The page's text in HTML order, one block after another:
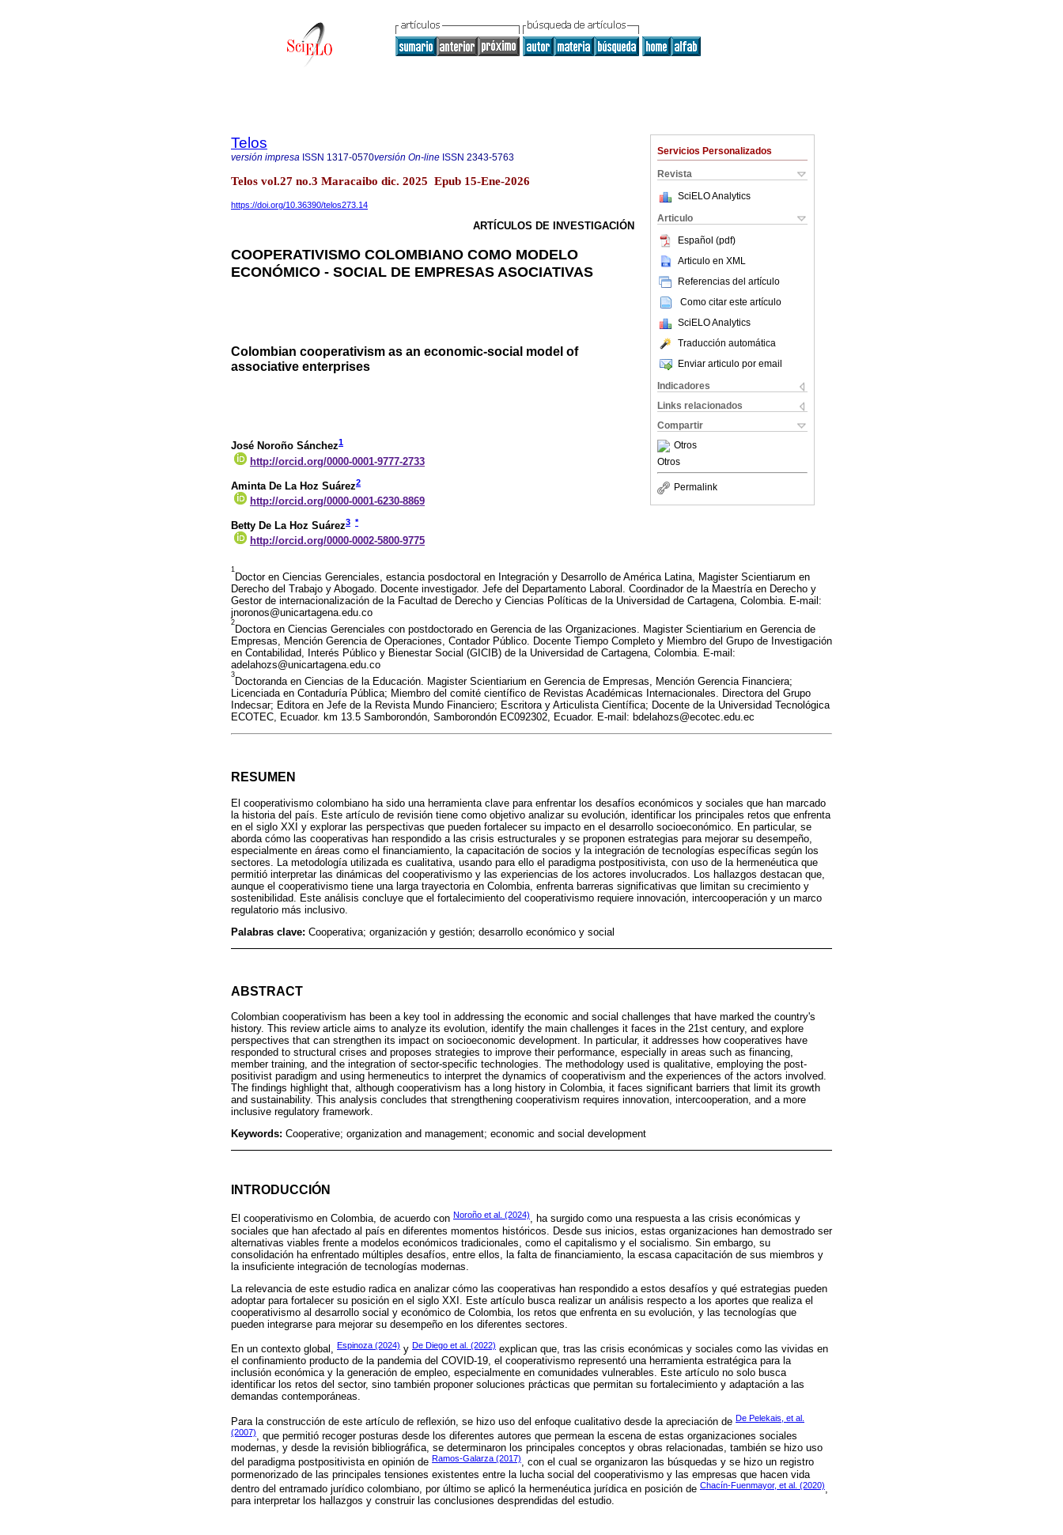
Servicios Personalizados
Revista
SciELO Analytics
Articulo
Español (pdf)
Articulo en XML
Referencias del artículo
Como citar este artículo
SciELO Analytics
Traducción automática
Enviar articulo por email
Indicadores
Links relacionados
Compartir
Otros
Otros
Permalink
Telos
versión impresa ISSN 1317-0570versión On-line ISSN 2343-5763
Telos vol.27 no.3 Maracaibo dic. 2025 Epub 15-Ene-2026
https://doi.org/10.36390/telos273.14
ARTÍCULOS DE INVESTIGACIÓN
COOPERATIVISMO COLOMBIANO COMO MODELO
ECONÓMICO - SOCIAL DE EMPRESAS ASOCIATIVAS
Colombian cooperativism as an economic-social model of
associative enterprises
José Noroño Sánchez1
http://orcid.org/0000-0001-9777-2733
Aminta De La Hoz Suárez2
http://orcid.org/0000-0001-6230-8869
Betty De La Hoz Suárez3 *
http://orcid.org/0000-0002-5800-9775
1
Doctor en Ciencias Gerenciales, estancia posdoctoral en Integración y Desarrollo de América Latina, Magister Scientiarum en
Derecho del Trabajo y Abogado. Docente investigador. Jefe del Departamento Laboral. Coordinador de la Maestría en Derecho y
Gestor de internacionalización de la Facultad de Derecho y Ciencias Políticas de la Universidad de Cartagena, Colombia. E-mail:
jnoronos@unicartagena.edu.co
2
Doctora en Ciencias Gerenciales con postdoctorado en Gerencia de las Organizaciones. Magister Scientiarium en Gerencia de
Empresas, Mención Gerencia de Operaciones, Contador Público. Docente Tiempo Completo y Miembro del Grupo de Investigación
en Contabilidad, Interés Público y Bienestar Social (GICIB) de la Universidad de Cartagena, Colombia. E-mail:
adelahozs@unicartagena.edu.co
3
Doctoranda en Ciencias de la Educación. Magister Scientiarium en Gerencia de Empresas, Mención Gerencia Financiera;
Licenciada en Contaduría Pública; Miembro del comité científico de Revistas Académicas Internacionales. Directora del Grupo
Indecsar; Editora en Jefe de la Revista Mundo Financiero; Escritora y Articulista Científica; Docente de la Universidad Tecnológica
ECOTEC, Ecuador. km 13.5 Samborondón, Samborondón EC092302, Ecuador. E-mail: bdelahozs@ecotec.edu.ec
RESUMEN
El cooperativismo colombiano ha sido una herramienta clave para enfrentar los desafíos económicos y sociales que han marcado
la historia del país. Este artículo de revisión tiene como objetivo analizar su evolución, identificar los principales retos que enfrenta
en el siglo XXI y explorar las perspectivas que pueden fortalecer su impacto en el desarrollo socioeconómico. En particular, se
aborda cómo las cooperativas han respondido a las crisis estructurales y se proponen estrategias para mejorar su desempeño,
especialmente en áreas como el financiamiento, la capacitación de socios y la integración de tecnologías específicas según los
sectores. La metodología utilizada es cualitativa, usando para ello el paradigma postpositivista, con uso de la hermenéutica que
permitió interpretar las dinámicas del cooperativismo y las experiencias de los actores involucrados. Los hallazgos destacan que,
aunque el cooperativismo tiene una larga trayectoria en Colombia, enfrenta barreras significativas que limitan su crecimiento y
sostenibilidad. Este análisis concluye que el fortalecimiento del cooperativismo requiere innovación, intercooperación y un marco
regulatorio más inclusivo.
Palabras clave: Cooperativa; organización y gestión; desarrollo económico y social
ABSTRACT
Colombian cooperativism has been a key tool in addressing the economic and social challenges that have marked the country's
history. This review article aims to analyze its evolution, identify the main challenges it faces in the 21st century, and explore
perspectives that can strengthen its impact on socioeconomic development. In particular, it addresses how cooperatives have
responded to structural crises and proposes strategies to improve their performance, especially in areas such as financing,
member training, and the integration of sector-specific technologies. The methodology used is qualitative, employing the post-
positivist paradigm and using hermeneutics to interpret the dynamics of cooperativism and the experiences of the actors involved.
The findings highlight that, although cooperativism has a long history in Colombia, it faces significant barriers that limit its growth
and sustainability. This analysis concludes that strengthening cooperativism requires innovation, intercooperation, and a more
inclusive regulatory framework.
Keywords: Cooperative; organization and management; economic and social development
INTRODUCCIÓN
El cooperativismo en Colombia, de acuerdo con Noroño et al. (2024), ha surgido como una respuesta a las crisis económicas y
sociales que han afectado al país en diferentes momentos históricos. Desde sus inicios, estas organizaciones han demostrado ser
alternativas viables frente a modelos económicos tradicionales, como el capitalismo y el socialismo. Sin embargo, su
consolidación ha enfrentado múltiples desafíos, entre ellos, la falta de financiamiento, la escasa capacitación de sus miembros y
la insuficiente integración de tecnologías modernas.
La relevancia de este estudio radica en analizar cómo las cooperativas han respondido a estos desafíos y qué estrategias pueden
adoptar para fortalecer su posición en el siglo XXI. Este artículo busca realizar un análisis respecto a los aportes que realiza el
cooperativismo al desarrollo social y económico de Colombia, los retos que enfrenta en su evolución, y las tecnologías que
pueden integrarse para mejorar su desempeño en los diferentes sectores.
En un contexto global, Espinoza (2024) y De Diego et al. (2022) explican que, tras las crisis económicas y sociales como las vividas en
el confinamiento producto de la pandemia del COVID-19, el cooperativismo representó una herramienta estratégica para la
inclusión económica y la generación de empleo, especialmente en comunidades vulnerables. Este artículo no solo busca
identificar los retos del sector, sino también proponer soluciones prácticas que permitan su fortalecimiento y adaptación a las
demandas contemporáneas.
Para la construcción de este artículo de reflexión, se hizo uso del enfoque cualitativo desde la apreciación de De Pelekais, et al.
(2007), que permitió recoger posturas desde los diferentes autores que permean la escena de estas organizaciones sociales
modernas, y desde la revisión bibliográfica, se determinaron los principales conceptos y obras relacionadas, también se hizo uso
del paradigma postpositivista en opinión de Ramos-Galarza (2017), con el cual se organizaron las búsquedas y se hizo un registro
pormenorizado de las principales tensiones existentes entre la lucha social del cooperativismo y las empresas que hacen vida
dentro del entramado jurídico colombiano, por último se aplicó la hermenéutica jurídica en posición de Chacín-Fuenmayor, et al. (2020),
para interpretar los hallazgos y construir las conclusiones desprendidas del estudio.